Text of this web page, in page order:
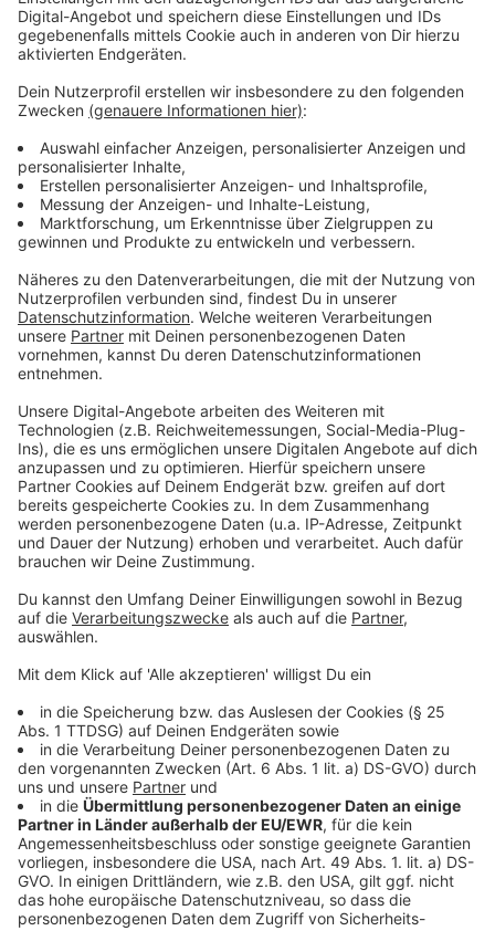
eingedämmt. Eine Einreise ist trotzdem nicht möglich.
Nur unter ganz besonderen Bedingungen könnten
Menschen aus dem Ausland nach Neuseeland zurzeit
reisen. Es wird damit gerechnet, dass diese
internationalen Verbote Ende 2020 aufgehoben
werden.
Anzeige
Nicht alle Schüler sind während Corona
zurückgekommen
Anzeige
Manch Schüler sei laut Eckstein während der Corona-
Pandemie in den jeweiligen Ländern geblieben, trotz
vieler Kilometer entfernt von Zuhause.Rechtzeitige
Planung eines Austauschjahresist in Corona Zeiten
also noch wichtiger, als normalerweise sowieso schon.
Deswegen sollte man sich erstmal einen Überblick
verschaffen, welche Reisebedingungen jetzt in
welchem Land gelten.
Hinweis der Redaktion: In einer früheren Version haben
wir geschrieben, dass es möglich sei, nach Neuseeland
einzureisen und 14 Tage in Quarantäne zu bleiben.
Diese Passage haben wir nach Hinweisen geändert und
bitten dies zu entschuldigen.
Anzeige